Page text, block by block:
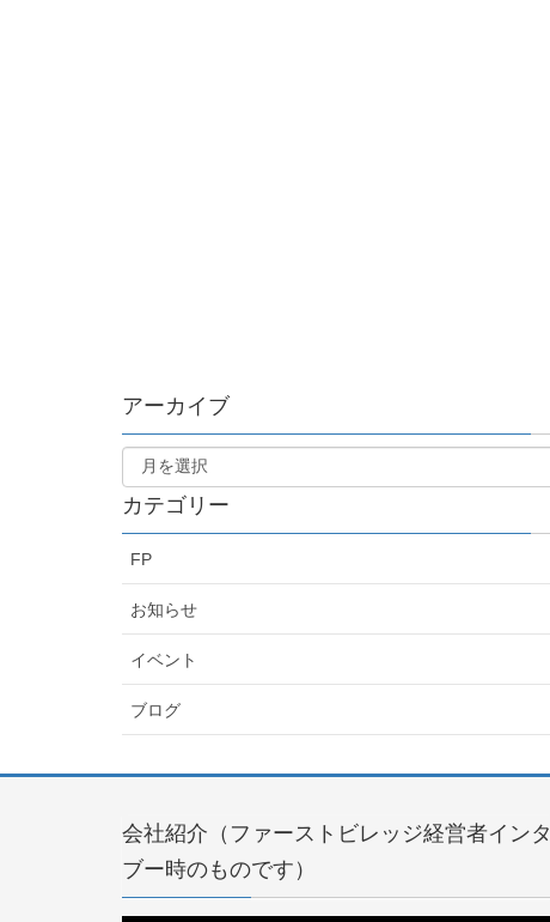
アーカイブ
カテゴリー
FP
お知らせ
イベント
ブログ
会社紹介（ファーストビレッジ経営者インタ
ブー時のものです）